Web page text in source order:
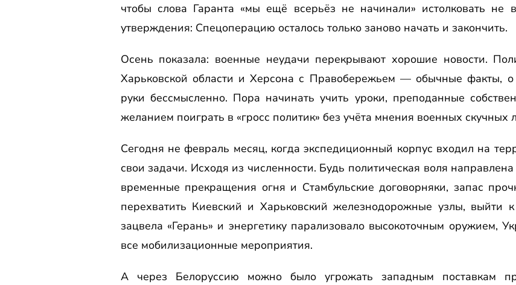
чтобы слова Гаранта «мы ещё всерьёз не начинали» истолковать не
утверждения: Спецоперацию осталось только заново начать и закончить.
Осень показала: военные неудачи перекрывают хорошие новости.
Харьковской области и Херсона с Правобережьем — обычные факты, о
руки бессмысленно. Пора начинать учить уроки, преподанные
желанием поиграть в «гросс политик» без учёта мнения военных скучных
Сегодня не февраль месяц, когда экспедиционный корпус входил на
свои задачи. Исходя из численности. Будь политическая воля
временные прекращения огня и Стамбульские договорняки, запас
перехватить Киевский и Харьковский железнодорожные узлы, выйти
зацвела «Герань» и энергетику парализовало высокоточным оружием,
все мобилизационные мероприятия.
А через Белоруссию можно было угрожать западным поставкам